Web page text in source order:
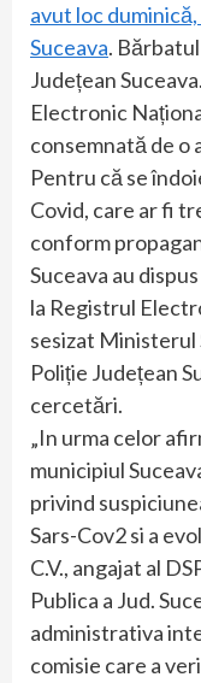
avut loc
Suceava.
Județean
Electronic
consemnată de o
Pentru că se
Covid, care ar fi
conform
Suceava au
la Registrul
sesizat
Poliție Județean
cercetări.
„In urma celor
municipiul
privind
Sars-Cov2 si a
C.V., angajat al
Publica a Jud.
administrativa
comisie care a